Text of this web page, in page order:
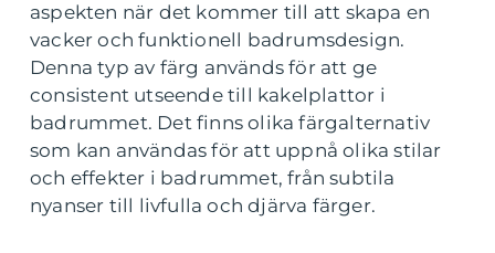
aspekten när det kommer till att skapa en
vacker och funktionell badrumsdesign.
Denna typ av färg används för att ge
consistent utseende till kakelplattor i
badrummet. Det finns olika färgalternativ
som kan användas för att uppnå olika stilar
och effekter i badrummet, från subtila
nyanser till livfulla och djärva färger.